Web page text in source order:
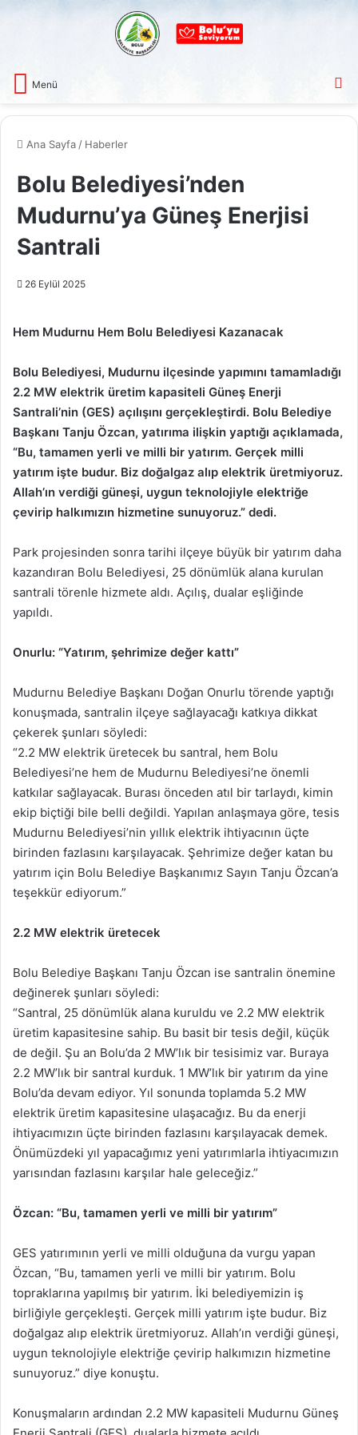
Menü
Ana Sayfa / Haberler
Bolu Belediyesi’nden
Mudurnu’ya Güneş Enerjisi
Santrali
26 Eylül 2025
Hem Mudurnu Hem Bolu Belediyesi Kazanacak
Bolu Belediyesi, Mudurnu ilçesinde yapımını tamamladığı
2.2 MW elektrik üretim kapasiteli Güneş Enerji
Santrali’nin (GES) açılışını gerçekleştirdi. Bolu Belediye
Başkanı Tanju Özcan, yatırıma ilişkin yaptığı açıklamada,
“Bu, tamamen yerli ve milli bir yatırım. Gerçek milli
yatırım işte budur. Biz doğalgaz alıp elektrik üretmiyoruz.
Allah’ın verdiği güneşi, uygun teknolojiyle elektriğe
çevirip halkımızın hizmetine sunuyoruz.” dedi.
Park projesinden sonra tarihi ilçeye büyük bir yatırım daha
kazandıran Bolu Belediyesi, 25 dönümlük alana kurulan
santrali törenle hizmete aldı. Açılış, dualar eşliğinde
yapıldı.
Onurlu: “Yatırım, şehrimize değer kattı”
Mudurnu Belediye Başkanı Doğan Onurlu törende yaptığı
konuşmada, santralin ilçeye sağlayacağı katkıya dikkat
çekerek şunları söyledi:
“2.2 MW elektrik üretecek bu santral, hem Bolu
Belediyesi’ne hem de Mudurnu Belediyesi’ne önemli
katkılar sağlayacak. Burası önceden atıl bir tarlaydı, kimin
ekip biçtiği bile belli değildi. Yapılan anlaşmaya göre, tesis
Mudurnu Belediyesi’nin yıllık elektrik ihtiyacının üçte
birinden fazlasını karşılayacak. Şehrimize değer katan bu
yatırım için Bolu Belediye Başkanımız Sayın Tanju Özcan’a
teşekkür ediyorum.”
2.2 MW elektrik üretecek
Bolu Belediye Başkanı Tanju Özcan ise santralin önemine
değinerek şunları söyledi:
“Santral, 25 dönümlük alana kuruldu ve 2.2 MW elektrik
üretim kapasitesine sahip. Bu basit bir tesis değil, küçük
de değil. Şu an Bolu’da 2 MW’lık bir tesisimiz var. Buraya
2.2 MW’lık bir santral kurduk. 1 MW’lık bir yatırım da yine
Bolu’da devam ediyor. Yıl sonunda toplamda 5.2 MW
elektrik üretim kapasitesine ulaşacağız. Bu da enerji
ihtiyacımızın üçte birinden fazlasını karşılayacak demek.
Önümüzdeki yıl yapacağımız yeni yatırımlarla ihtiyacımızın
yarısından fazlasını karşılar hale geleceğiz.”
Özcan: “Bu, tamamen yerli ve milli bir yatırım”
GES yatırımının yerli ve milli olduğuna da vurgu yapan
Özcan, “Bu, tamamen yerli ve milli bir yatırım. Bolu
topraklarına yapılmış bir yatırım. İki belediyemizin iş
birliğiyle gerçekleşti. Gerçek milli yatırım işte budur. Biz
doğalgaz alıp elektrik üretmiyoruz. Allah’ın verdiği güneşi,
uygun teknolojiyle elektriğe çevirip halkımızın hizmetine
sunuyoruz.” diye konuştu.
Konuşmaların ardından 2.2 MW kapasiteli Mudurnu Güneş